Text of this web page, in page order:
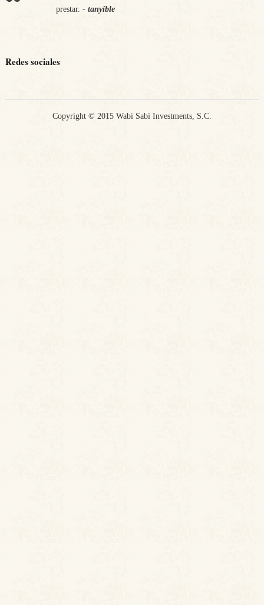
prestar. - tanyible
pagar los impuestos en los países en los que vendemos.
Redes sociales
Copyright © 2015 Wabi Sabi Investments, S.C.